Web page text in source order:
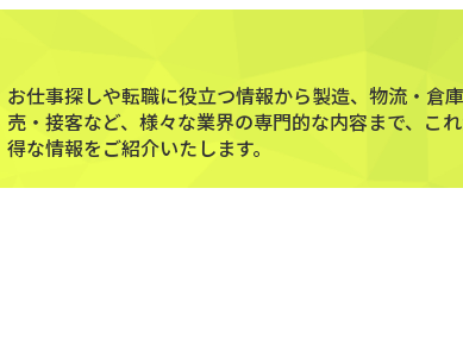
お仕事探しや転職に役立つ情報から製造、物流・倉
売・接客など、様々な業界の専門的な内容まで、こ
得な情報をご紹介いたします。